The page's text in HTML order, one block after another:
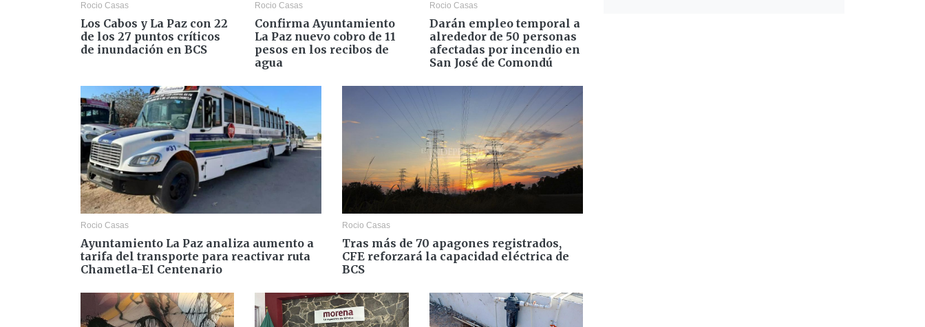
Rocio Casas
Los Cabos y La Paz con 22
de los 27 puntos críticos
de inundación en BCS
Rocio Casas
Confirma Ayuntamiento
La Paz nuevo cobro de 11
pesos en los recibos de
agua
Rocio Casas
Darán empleo temporal a
alrededor de 50 personas
afectadas por incendio en
San José de Comondú
Rocio Casas
Ayuntamiento La Paz analiza aumento a
tarifa del transporte para reactivar ruta
Chametla-El Centenario
Rocio Casas
Tras más de 70 apagones registrados,
CFE reforzará la capacidad eléctrica de
BCS